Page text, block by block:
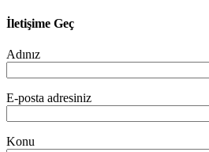
İletişime Geç
Adınız
E-posta adresiniz
Konu